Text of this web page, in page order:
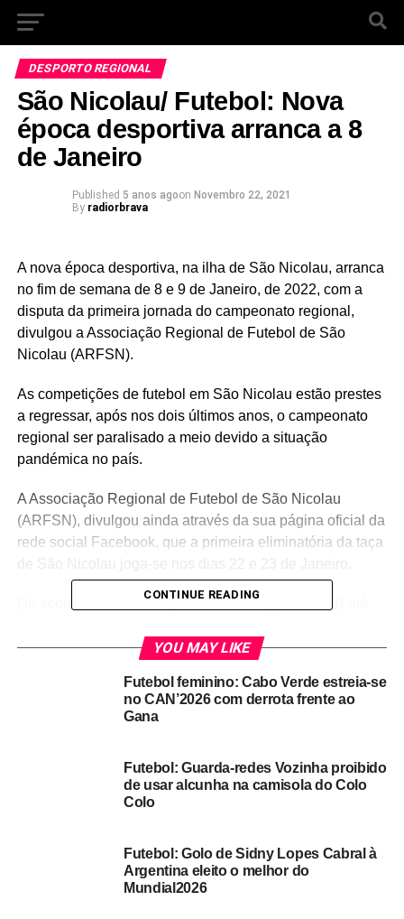
DESPORTO REGIONAL
São Nicolau/ Futebol: Nova
época desportiva arranca a 8
de Janeiro
Published 5 anos agoon Novembro 22, 2021
By radiorbrava
A nova época desportiva, na ilha de São Nicolau, arranca
no fim de semana de 8 e 9 de Janeiro, de 2022, com a
disputa da primeira jornada do campeonato regional,
divulgou a Associação Regional de Futebol de São
Nicolau (ARFSN).
As competições de futebol em São Nicolau estão prestes
a regressar, após nos dois últimos anos, o campeonato
regional ser paralisado a meio devido a situação
pandémica no país.
A Associação Regional de Futebol de São Nicolau
(ARFSN), divulgou ainda através da sua página oficial da
rede social Facebook, que a primeira eliminatória da taça
De acordo com informações recolhidas pela RCRB até
preparativos para a nova época, Praia Branca, F.C Talho
treinos nos próximos dias.
enquadrado nas atividades comemorativas dos 27 anos
da Associação, serve também como preparação para a
abertura de futebol.
CONTINUE READING
YOU MAY LIKE
Futebol feminino: Cabo Verde estreia-se
no CAN’2026 com derrota frente ao
Gana
Futebol: Guarda-redes Vozinha proibido
de usar alcunha na camisola do Colo
Colo
Futebol: Golo de Sidny Lopes Cabral à
Argentina eleito o melhor do
Mundial2026